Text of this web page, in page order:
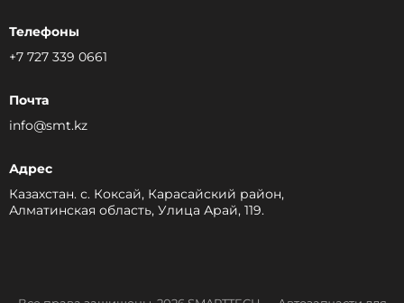
Телефоны
+7 727 339 0661
Почта
info@smt.kz
Адрес
Казахстан. с. Коксай, Карасайский район,
Алматинская область, Улица Арай, 119.